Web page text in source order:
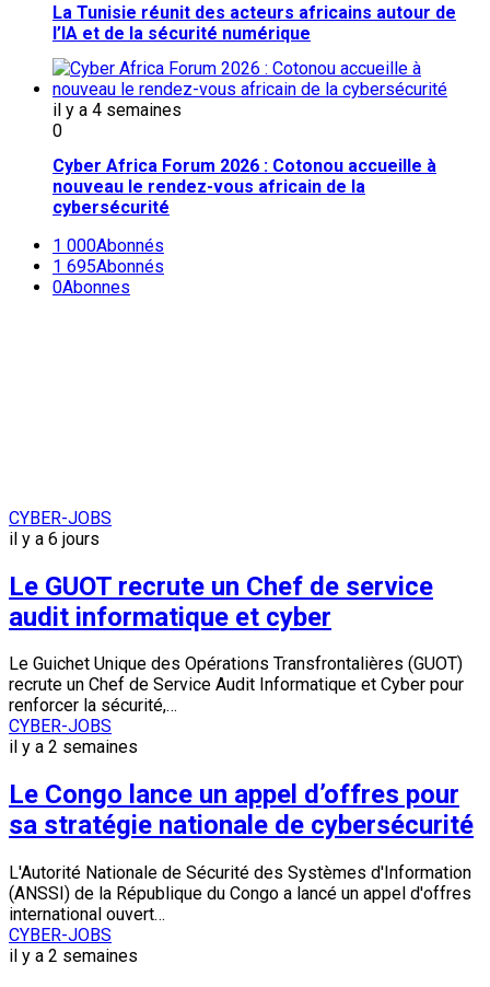
La Tunisie réunit des acteurs africains autour de
l’IA et de la sécurité numérique
il y a 4 semaines
0
Cyber Africa Forum 2026 : Cotonou accueille à
nouveau le rendez-vous africain de la
cybersécurité
1 000Abonnés
1 695Abonnés
0Abonnes
CYBER-JOBS
il y a 6 jours
Le GUOT recrute un Chef de service
audit informatique et cyber
Le Guichet Unique des Opérations Transfrontalières (GUOT)
recrute un Chef de Service Audit Informatique et Cyber pour
renforcer la sécurité,…
CYBER-JOBS
il y a 2 semaines
Le Congo lance un appel d’offres pour
sa stratégie nationale de cybersécurité
L'Autorité Nationale de Sécurité des Systèmes d'Information
(ANSSI) de la République du Congo a lancé un appel d'offres
international ouvert…
CYBER-JOBS
il y a 2 semaines